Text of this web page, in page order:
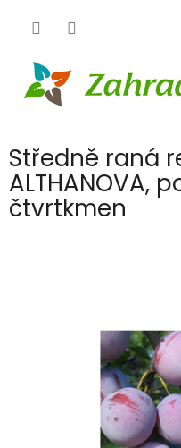
Středně raná
ALTHANOVA,
čtvrtkmen